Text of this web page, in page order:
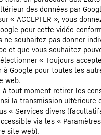
des données par
« ACCEPTER », vous
pour cette vidéo
ne souhaitez pas donner
et que vous souhaitez
« Toujours
Google pour toutes les
web.
à tout moment retirer les
la transmission ultérieure
« Services divers
via les «
site web).